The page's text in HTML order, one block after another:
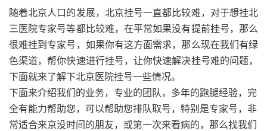
随着北京人口的发展，北京挂号一直都比较难，对于想挂北
三医院专家号等都比较难，在平常如果没有提前挂号，那么
很难挂到专家号，如果你有这方面需求，那么现在我们有绿
色渠道，帮你快速进行挂号，让你快速解决挂号难的问题，
下面就来了解下北京医院挂号一些情况。
下面来介绍我们的业务，专业的团队，多年的跑腿经验，完
全有能力帮助您，可以帮助您排队取号，特别是专家号，非
常适合来京没时间的朋友，或第一次来看病的，那么找我们